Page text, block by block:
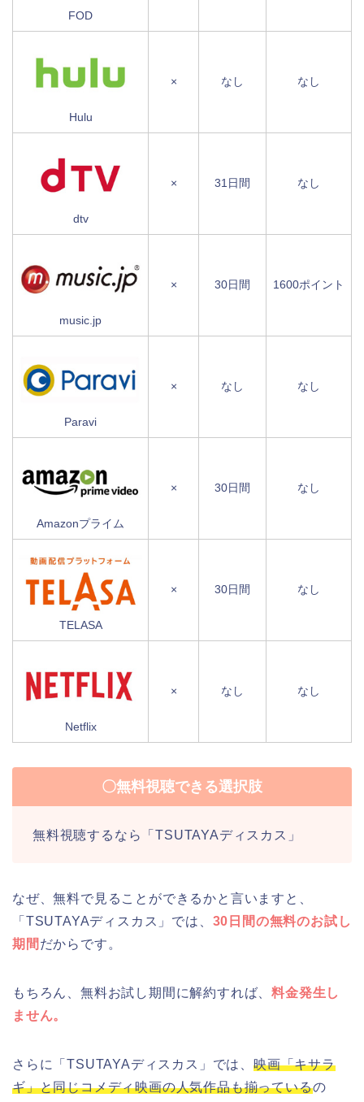
FOD
Hulu
× なし なし
dtv
× 31日間 なし
music.jp
× 30日間 1600ポイント
Paravi
× なし なし
Amazonプライム
× 30日間 なし
TELASA
× 30日間 なし
Netflix
× なし なし
〇無料視聴できる選択肢
無料視聴するなら「TSUTAYAディスカス」
なぜ、無料で見ることができるかと言いますと、
「TSUTAYAディスカス」では、 30日間の無料のお試し
期間 だからです。
もちろん、無料お試し期間に解約すれば、料金発生し
ません。
さらに「TSUTAYAディスカス」では、 映画「キサラ
ギ」と同じコメディ映画の人気作品も揃っているの